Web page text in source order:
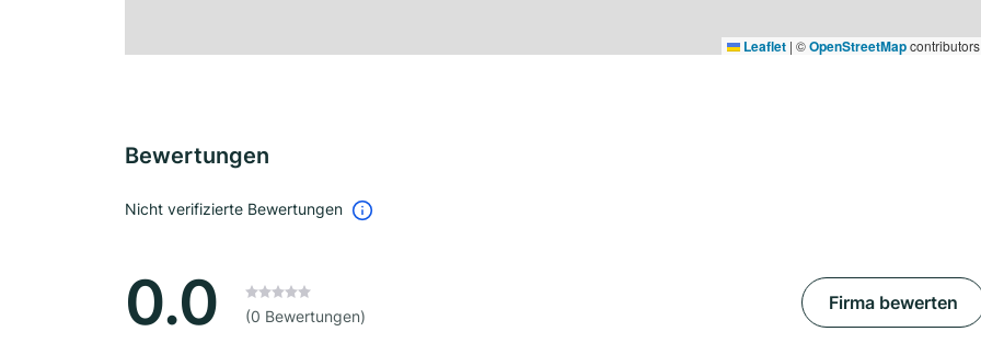
Leaflet | ©OpenStreetMapcontributors
Bewertungen
Nicht verifizierte Bewertungen
0.0 (0 Bewertungen)
Firma bewerten